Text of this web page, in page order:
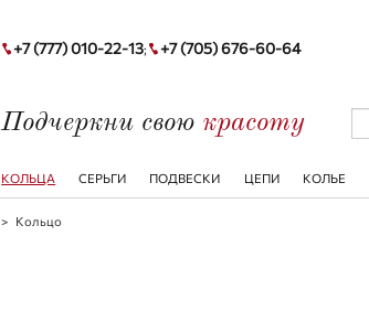
+7 (777) 010-22-13; +7 (705) 676-60-64
Подчеркни свою красоту
КОЛЬЦА СЕРЬГИ ПОДВЕСКИ ЦЕПИ КОЛЬЕ
> Кольцо